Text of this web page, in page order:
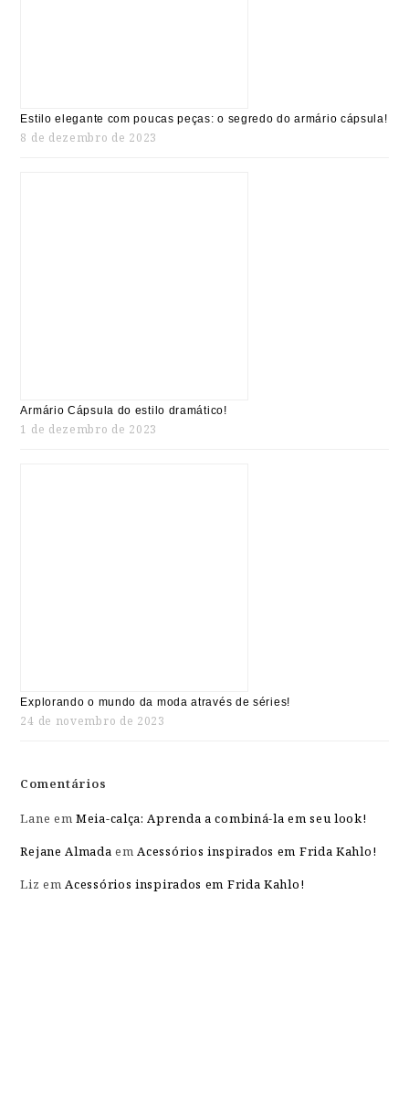
Estilo elegante com poucas peças: o segredo do armário cápsula!
8 de dezembro de 2023
Armário Cápsula do estilo dramático!
1 de dezembro de 2023
Explorando o mundo da moda através de séries!
24 de novembro de 2023
Comentários
Lane emMeia-calça: Aprenda a combiná-la em seu look!
Rejane Almada emAcessórios inspirados em Frida Kahlo!
Liz emAcessórios inspirados em Frida Kahlo!